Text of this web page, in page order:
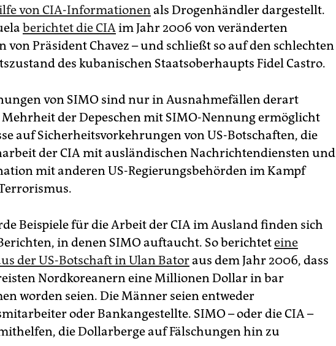
von CIA-Informationenals Drogenhändler dargestellt.
berichtet die CIAim Jahr 2006 von veränderten
von Präsident Chavez – und schließt so auf den schlechten
des kubanischen Staatsoberhaupts Fidel Castro.
von SIMO sind nur in Ausnahmefällen derart
der Depeschen mit SIMO-Nennung ermöglicht
auf Sicherheitsvorkehrungen von US-Botschaften, die
der CIA mit ausländischen Nachrichtendiensten und
mit anderen US-Regierungsbehörden im Kampf
Beispiele für die Arbeit der CIA im Ausland finden sich
in denen SIMO auftaucht. So berichteteine
der US-Botschaft in Ulan Batoraus dem Jahr 2006, dass
Nordkoreanern eine Millionen Dollar in bar
worden seien. Die Männer seien entweder
oder Bankangestellte. SIMO – oder die CIA –
die Dollarberge auf Fälschungen hin zu